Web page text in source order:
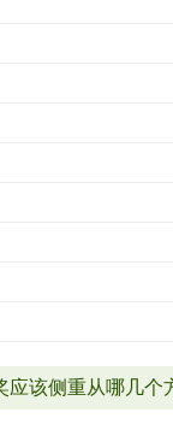
应该侧重从哪几个